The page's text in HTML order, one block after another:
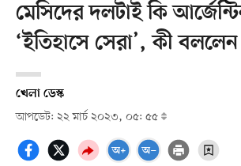
মেসিদের দলটাই কি
‘ইতিহাসে সেরা’, কী বললেন
খেলা ডেস্ক
আপডেট: ২২ মার্চ ২০২৩, ০৫: ৫৫